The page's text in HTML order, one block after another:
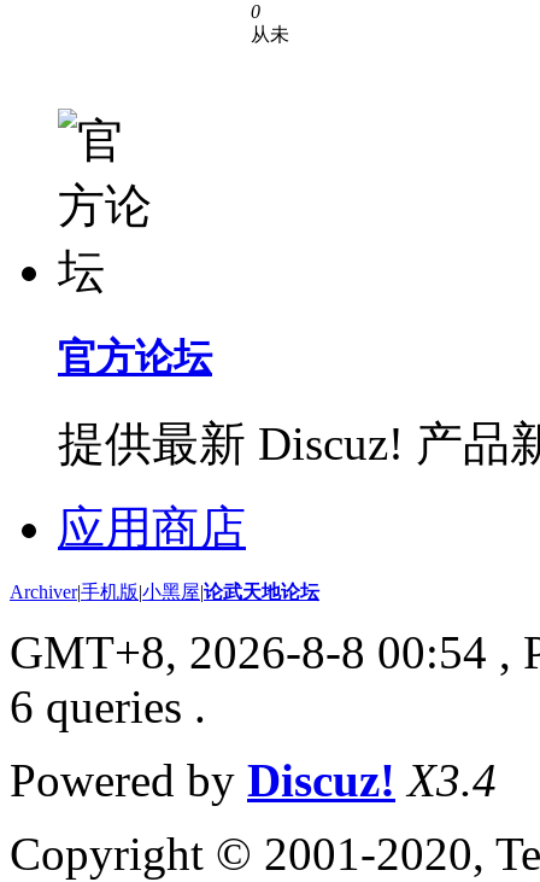
0
从未
官方论坛
提供最新 Discuz! 产品
应用商店
Archiver|手机版|小黑屋|论武天地论坛
GMT+8, 2026-8-8 00:54 ,
6 queries .
Powered by Discuz! X3.4
Copyright © 2001-2020,